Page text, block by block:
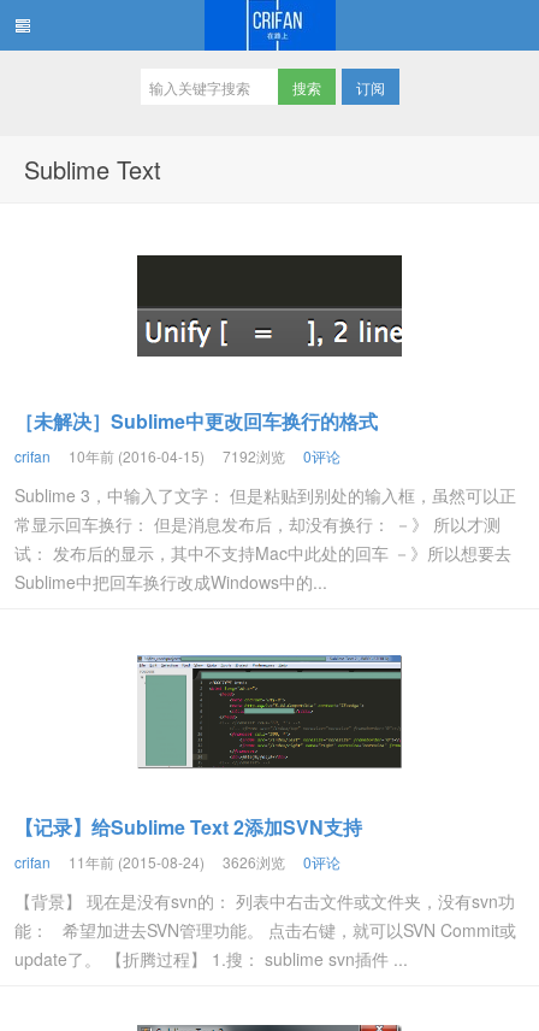
订阅
Sublime Text
［未解决］Sublime中更改回车换行的格式
crifan 10年前 (2016-04-15) 7192浏览 0评论
Sublime 3，中输入了文字： 但是粘贴到别处的输入框，虽然可以正
常显示回车换行： 但是消息发布后，却没有换行： －》 所以才测
试： 发布后的显示，其中不支持Mac中此处的回车 －》所以想要去
Sublime中把回车换行改成Windows中的...
【记录】给Sublime Text 2添加SVN支持
crifan 11年前 (2015-08-24) 3626浏览 0评论
【背景】 现在是没有svn的： 列表中右击文件或文件夹，没有svn功
能： 希望加进去SVN管理功能。 点击右键，就可以SVN Commit或
update了。 【折腾过程】 1.搜： sublime svn插件 ...